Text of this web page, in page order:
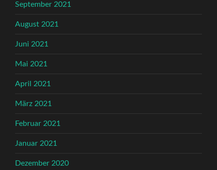
September 2021
August 2021
Juni 2021
Mai 2021
April 2021
März 2021
Februar 2021
Januar 2021
Dezember 2020